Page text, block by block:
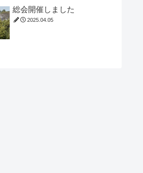
総会開催しました
2025.04.05